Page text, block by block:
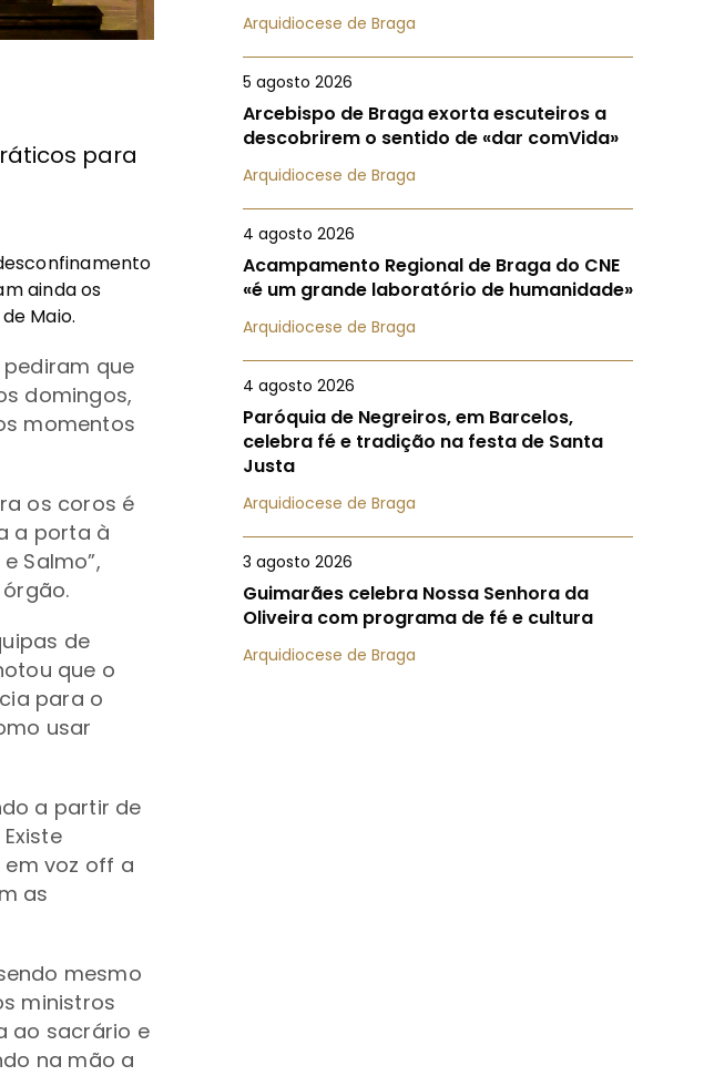
para
ainda os
Maio.
que
domingos,
momentos
os coros é
a porta à
Salmo”,
de
que o
para o
usar
a partir de
voz off a
as
mesmo
ministros
ao sacrário e
na mão a
Arquidiocese de Braga
5 agosto 2026
Arcebispo de Braga exorta escuteiros a
descobrirem o sentido de «dar comVida»
Arquidiocese de Braga
4 agosto 2026
Acampamento Regional de Braga do CNE
«é um grande laboratório de humanidade»
Arquidiocese de Braga
4 agosto 2026
Paróquia de Negreiros, em Barcelos,
celebra fé e tradição na festa de Santa
Justa
Arquidiocese de Braga
3 agosto 2026
Guimarães celebra Nossa Senhora da
Oliveira com programa de fé e cultura
Arquidiocese de Braga